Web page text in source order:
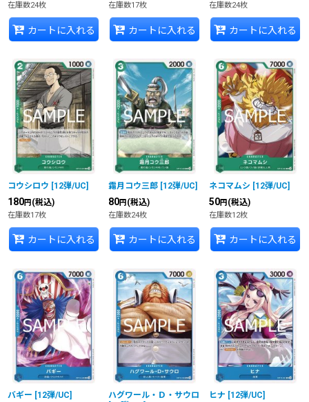
在庫数24枚
カートに入れる
在庫数17枚
カートに入れる
在庫数24枚
カートに入れる
コウシロウ [12弾/UC]
180円 (税込)
在庫数17枚
カートに入れる
霜月コウ三郎 [12弾/UC]
80円 (税込)
在庫数24枚
カートに入れる
ネコマムシ [12弾/UC]
50円 (税込)
在庫数12枚
カートに入れる
バギー [12弾/UC]
ハグワール・Ｄ・サウロ
ヒナ [12弾/UC]